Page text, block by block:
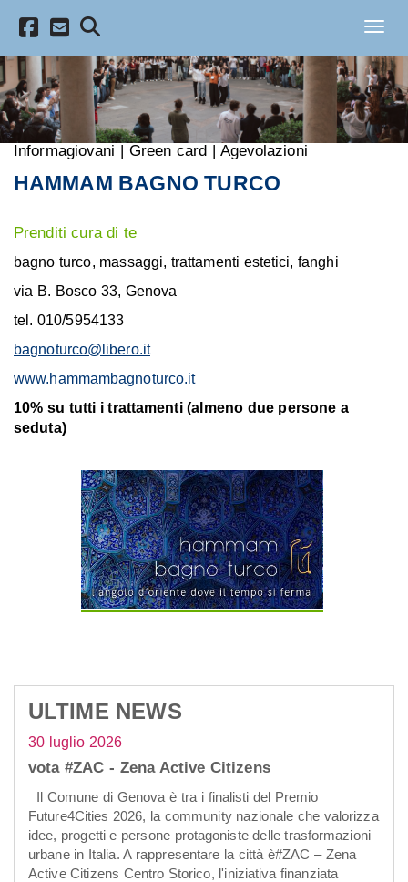
Informagiovani | Green card | Agevolazioni
HAMMAM BAGNO TURCO
Prenditi cura di te
bagno turco, massaggi, trattamenti estetici, fanghi
via B. Bosco 33, Genova
tel. 010/5954133
bagnoturco@libero.it
www.hammambagnoturco.it
10% su tutti i trattamenti (almeno due persone a
seduta)
ULTIME NEWS
30 luglio 2026
vota #ZAC - Zena Active Citizens
Il Comune di Genova è tra i finalisti del Premio
Future4Cities 2026, la community nazionale che valorizza
idee, progetti e persone protagoniste delle trasformazioni
urbane in Italia. A rappresentare la città è#ZAC – Zena
Active Citizens Centro Storico, l'iniziativa finanziata